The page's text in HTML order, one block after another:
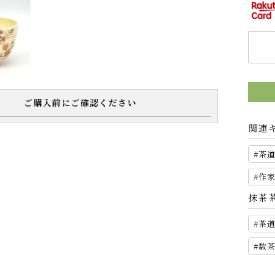
ご購入前にご確認ください
関連
茶
作
抹茶
茶
数